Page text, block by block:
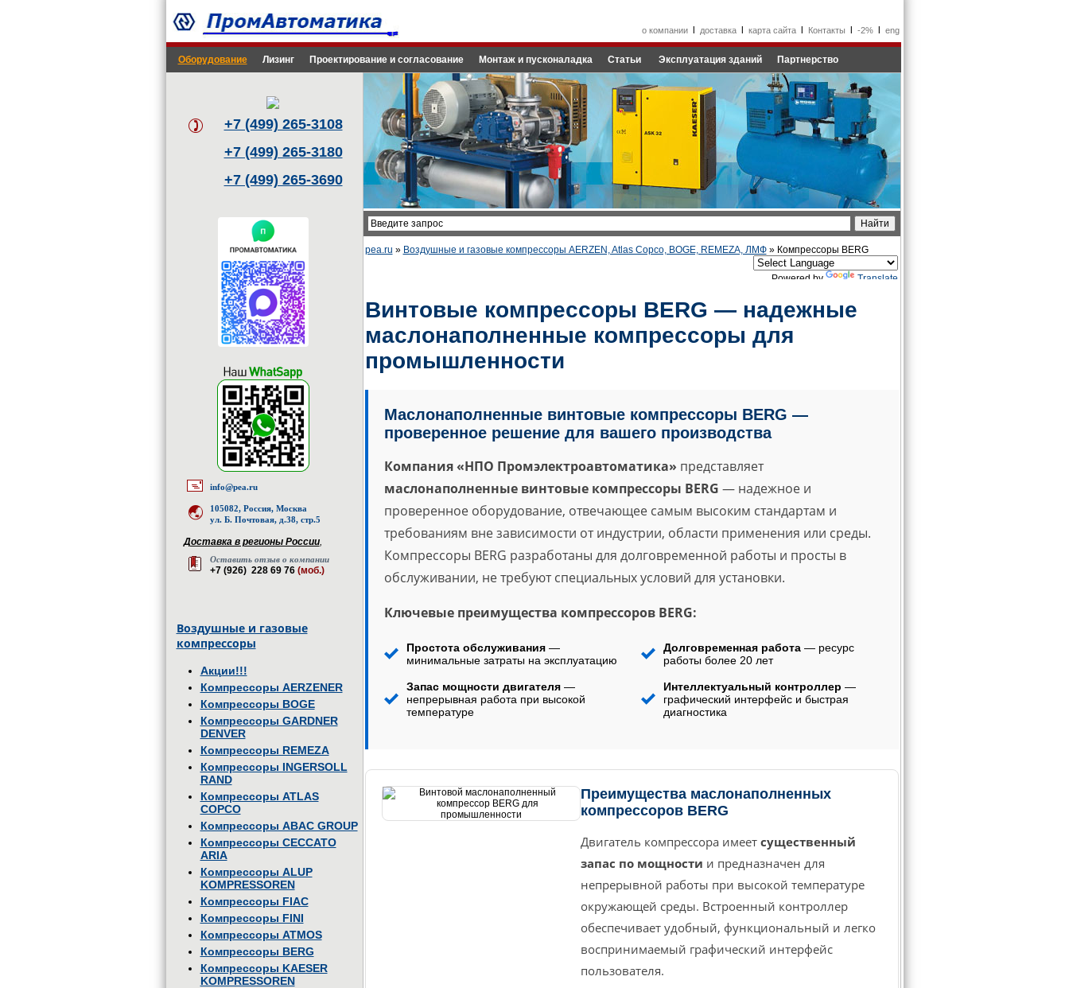
о компанииl доставкаl карта сайтаl Контакты -2%l eng
Оборудование Лизинг Проектирование и согласование Монтаж и пусконаладка Статьи Эксплуатация зданий Партнерство
+7 (499) 265-3108
+7 (499) 265-3180
+7 (499) 265-3690
info@pea.ru
105082, Россия, Москва
ул. Б. Почтовая, д.38, стр.5
Доставка в регионы России,
Оставить отзыв о компании
+7 (926) 228 69 76 (моб.)
Воздушные и газовые
компрессоры
Акции!!!
Компрессоры AERZENER
Компрессоры BOGE
Компрессоры GARDNER
DENVER
Компрессоры REMEZA
Компрессоры INGERSOLL
RAND
Компрессоры ATLAS
COPCO
Компрессоры ABAC GROUP
Компрессоры CECCATO
ARIA
Компрессоры ALUP
KOMPRESSOREN
Компрессоры FIAC
Компрессоры FINI
Компрессоры ATMOS
Компрессоры BERG
Компрессоры KAESER
KOMPRESSOREN
pea.ru » Воздушные и газовые компрессоры AERZEN, Atlas Copco, BOGE, REMEZA, ЛМФ» Компрессоры BERG
Powered by Translate
Винтовые компрессоры BERG — надежные
маслонаполненные компрессоры для
промышленности
Маслонаполненные винтовые компрессоры BERG —
проверенное решение для вашего производства
Компания «НПО Промэлектроавтоматика» представляет
маслонаполненные винтовые компрессоры BERG — надежное и
проверенное оборудование, отвечающее самым высоким стандартам и
требованиям вне зависимости от индустрии, области применения или среды.
Компрессоры BERG разработаны для долговременной работы и просты в
обслуживании, не требуют специальных условий для установки.
Ключевые преимущества компрессоров BERG:
Простота обслуживания—
минимальные затраты на эксплуатацию
Долговременная работа — ресурс
работы более 20 лет
Запас мощности двигателя—
непрерывная работа при высокой
температуре
Интеллектуальный контроллер —
графический интерфейс и быстрая
диагностика
Преимущества маслонаполненных
компрессоров BERG
Двигатель компрессора имеет существенный
запас по мощности и предназначен для
непрерывной работы при высокой температуре
окружающей среды. Встроенный контроллер
обеспечивает удобный, функциональный и легко
воспринимаемый графический интерфейс
пользователя.